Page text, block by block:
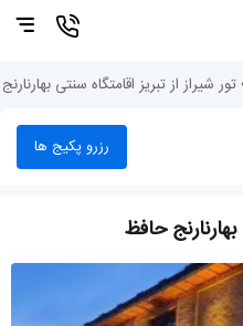
تور شیراز از تبریز اقامتگاه سنتی
رزرو پکیج ها
بهارنارنج حافظ